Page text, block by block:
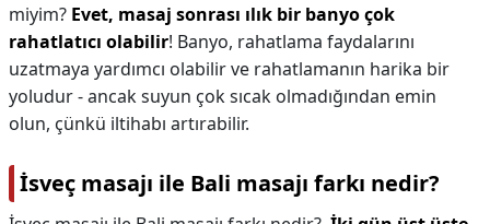
miyim? Evet, masaj sonrası ılık bir banyo çok
rahatlatıcı olabilir! Banyo, rahatlama faydalarını
uzatmaya yardımcı olabilir ve rahatlamanın harika bir
yoludur - ancak suyun çok sıcak olmadığından emin
olun, çünkü iltihabı artırabilir.
İsveç masajı ile Bali masajı farkı nedir?